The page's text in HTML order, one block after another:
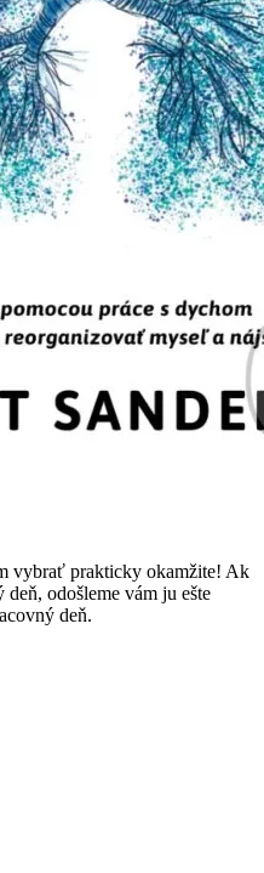
vybrať prakticky okamžite! Ak
odošleme vám ju ešte
deň.